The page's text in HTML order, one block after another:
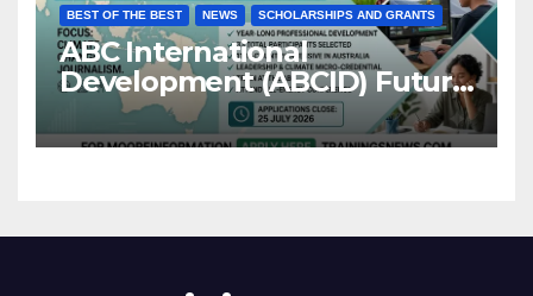
BEST OF THE BEST NEWS SCHOLARSHIPS AND GRANTS
ABC International
Development (ABCID) Future
Voices Program 2026